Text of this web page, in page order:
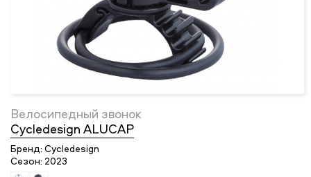
Велосипедный звонок
Cycledesign ALUCAP
Бренд: Cycledesign
Сезон: 2023